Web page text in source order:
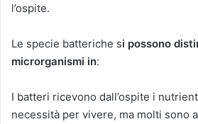
l’ospite.
Le specie batteriche si possono
microrganismi in:
I batteri ricevono dall’ospite i
necessità per vivere, ma molti sono